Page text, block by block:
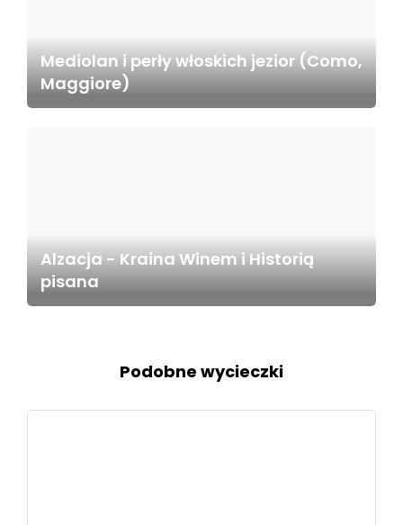
Mediolan i perły włoskich jezior (Como,
Maggiore)
Alzacja - Kraina Winem i Historią
pisana
Podobne wycieczki